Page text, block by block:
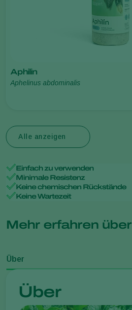
Aphilin
Aphelinus abdominalis
Alle anzeigen
Einfach zu verwenden
Minimale Resistenz
Keine chemischen Rückstände
Keine Wartezeit
Mehr erfahren über
Über
Über